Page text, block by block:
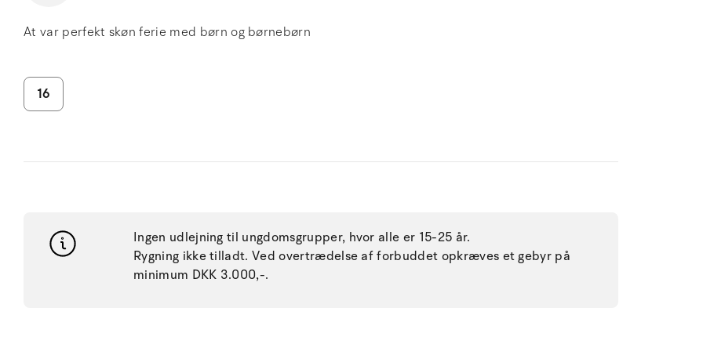
At var perfekt skøn ferie med børn og børnebørn
16
Ingen udlejning til ungdomsgrupper, hvor alle er 15-25 år.
Rygning ikke tilladt. Ved overtrædelse af forbuddet opkræves et gebyr på
minimum DKK 3.000,-.